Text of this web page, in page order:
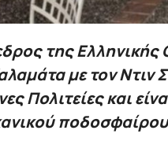
της
με τον Ντιν
Πολιτείες και